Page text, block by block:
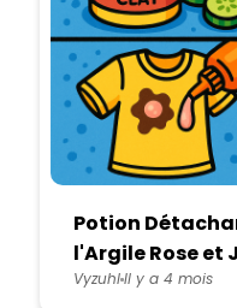
Potion
l'Argile Rose et
VyzuhlIl y a 4 mois